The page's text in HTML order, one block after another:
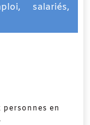
salariés,
personnes en